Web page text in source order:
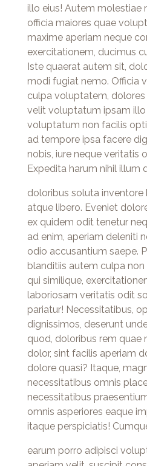
illo eius! Autem molestiae
officia maiores quae
maxime aperiam neque
exercitationem, ducimus
Iste quaerat autem sit,
modi fugiat nemo. Officia
culpa voluptatem,
velit voluptatum ipsam illo
voluptatum non facilis
ad tempore ipsa facere
nobis, iure neque veritatis
Expedita harum nihil illum
doloribus soluta inventore
atque libero. Eveniet
ex quidem odit tenetur
ad enim, aperiam deleniti
odio accusantium saepe.
blanditiis autem culpa
qui similique,
laboriosam veritatis odit
pariatur! Necessitatibus,
dignissimos, deserunt
quod, doloribus rem quae
dolor, sint facilis aperiam
dolore quasi? Itaque,
necessitatibus omnis
necessitatibus
omnis asperiores eaque
itaque perspiciatis!
earum porro adipisci